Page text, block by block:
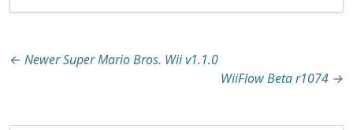
Beitragsnavigation
← Newer Super Mario Bros. Wii v1.1.0
WiiFlow Beta r1074 →